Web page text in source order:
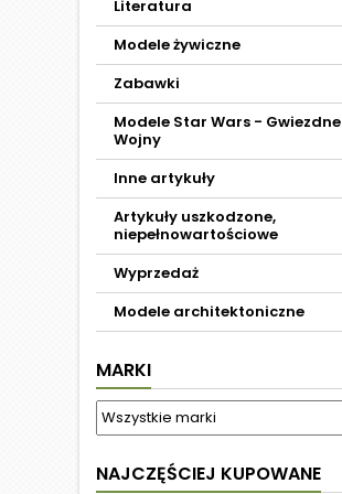
Literatura
Modele żywiczne
Zabawki
Modele Star Wars - Gwiezdne
Wojny
Inne artykuły
Artykuły uszkodzone,
niepełnowartościowe
Wyprzedaż
Modele architektoniczne
MARKI
NAJCZĘŚCIEJ KUPOWANE